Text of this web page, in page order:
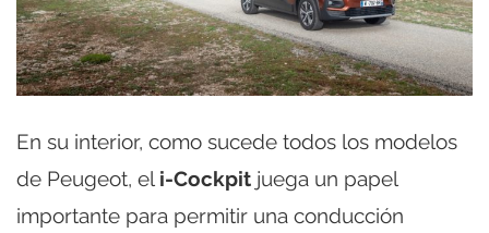
En su interior, como sucede todos los modelos
de Peugeot, el i-Cockpit juega un papel
importante para permitir una conducción